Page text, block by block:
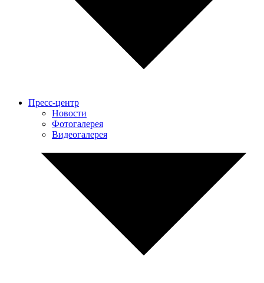
Пресс-центр
Новости
Фотогалерея
Видеогалерея